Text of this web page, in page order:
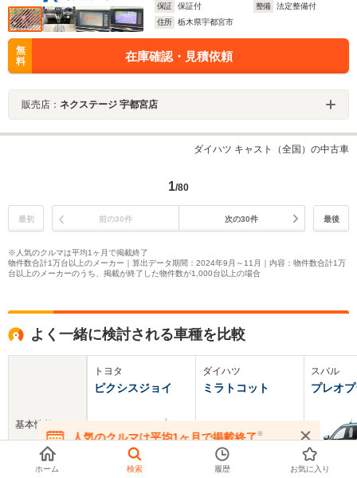
保証
保証付 整備
法定整備付
住所
栃木県宇都宮市
無
料
在庫確認・見積依頼
販売店： ネクステージ 宇都宮店
ダイハツ キャスト（全国）の中古車
1/80
最初 前の30件 次の30件 最後
※人気のクルマは平均1ヶ月で掲載終了
物件数合計1万台以上のメーカー｜算出データ期間：2024年9月～11月｜内容：物件数合計1万
台以上のメーカーのうち、掲載が終了した物件数が1,000台以上の場合
よく一緒に検討される車種を比較
基本情報
トヨタ
ピクシスジョイ
ダイハツ
ミラトコット
スバル
プレオ
人気のクルマは平均1ヶ月で掲載終了※
在庫が無くなる前にお問い合わせください
ホーム 検索 履歴 お気に入り